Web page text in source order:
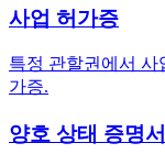
사업 허가증
특정 관할권에서 사
가증.
양호 상태 증명서